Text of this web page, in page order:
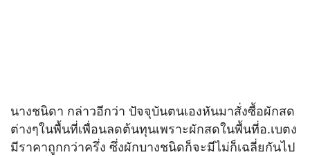
นางชนิดา กล่าวอีกว่า ปัจจุบันตนเองหันมาสั่งซื้อผักสด
ต่างๆในพื้นที่เพื่อนลดต้นทุนเพราะผักสดในพื้นที่อ.เบตง
มีราคาถูกกว่าครึ่ง ซึ่งผักบางชนิดก็จะมีไม่ก็เฉลี่ยกันไป